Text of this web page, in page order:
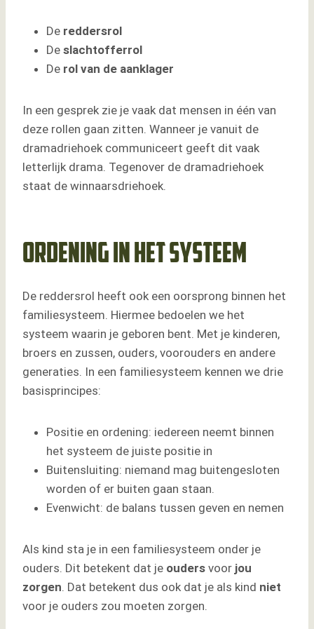
De reddersrol
De slachtofferrol
De rol van de aanklager
In een gesprek zie je vaak dat mensen in één van
deze rollen gaan zitten. Wanneer je vanuit de
dramadriehoek communiceert geeft dit vaak
letterlijk drama. Tegenover de dramadriehoek
staat de winnaarsdriehoek.
Ordening in het systeem
De reddersrol heeft ook een oorsprong binnen het
familiesysteem. Hiermee bedoelen we het
systeem waarin je geboren bent. Met je kinderen,
broers en zussen, ouders, voorouders en andere
generaties. In een familiesysteem kennen we drie
basisprincipes:
Positie en ordening: iedereen neemt binnen
het systeem de juiste positie in
Buitensluiting: niemand mag buitengesloten
worden of er buiten gaan staan.
Evenwicht: de balans tussen geven en nemen
Als kind sta je in een familiesysteem onder je
ouders. Dit betekent dat je ouders voor jou
zorgen. Dat betekent dus ook dat je als kind niet
voor je ouders zou moeten zorgen.